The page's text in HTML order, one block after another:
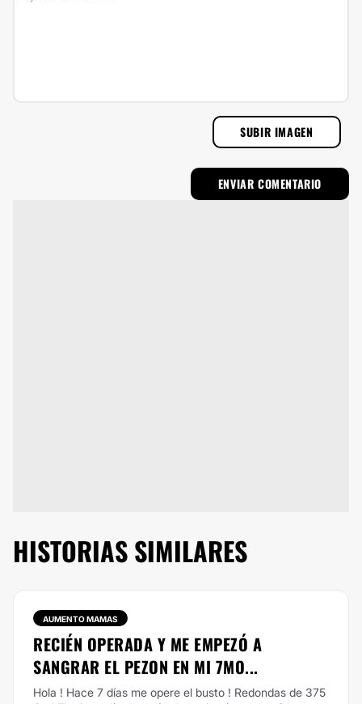
SUBIR IMAGEN
HISTORIAS SIMILARES
AUMENTO MAMAS
RECIÉN OPERADA Y ME EMPEZÓ A
SANGRAR EL PEZON EN MI 7MO...
Hola ! Hace 7 días me opere el busto ! Redondas de 375